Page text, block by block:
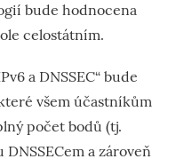
bude hodnocena
celostátním.
a DNSSEC“ bude
všem účastníkům
počet bodů (tj.
a zároveň